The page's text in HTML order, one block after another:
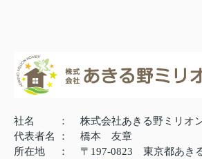
社名 ：
株式会社あきる野ミリオ
代表者名
：
橋本 友章
所在地
：
〒197-0823 東京都あき